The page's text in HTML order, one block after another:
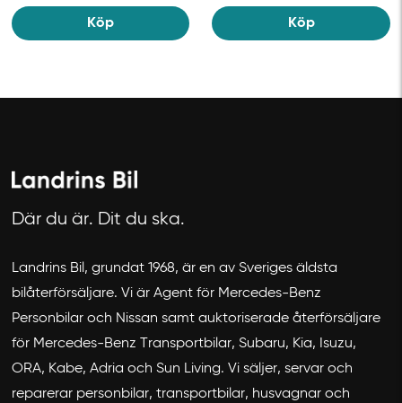
Köp Köp
Där du är. Dit du ska.
Landrins Bil, grundat 1968, är en av Sveriges äldsta
bilåterförsäljare. Vi är Agent för Mercedes-Benz
Personbilar och Nissan samt auktoriserade återförsäljare
för Mercedes-Benz Transportbilar, Subaru, Kia, Isuzu,
ORA, Kabe, Adria och Sun Living. Vi säljer, servar och
reparerar personbilar, transportbilar, husvagnar och